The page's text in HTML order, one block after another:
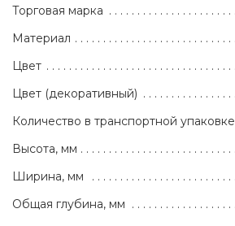
Торговая марка
Материал
Цвет
Цвет (декоративный)
Количество в транспортной упаковке
Высота, мм
Ширина, мм
Общая глубина, мм